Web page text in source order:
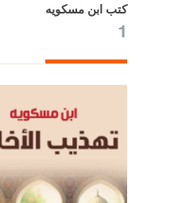
كتب ابن مسكويه
1